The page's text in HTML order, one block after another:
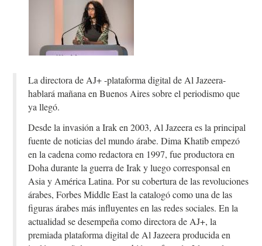
La directora de AJ+ -plataforma digital de Al Jazeera-
hablará mañana en Buenos Aires sobre el periodismo que
ya llegó.
Desde la invasión a Irak en 2003, Al Jazeera es la principal
fuente de noticias del mundo árabe. Dima Khatib empezó
en la cadena como redactora en 1997, fue productora en
Doha durante la guerra de Irak y luego corresponsal en
Asia y América Latina. Por su cobertura de las revoluciones
árabes, Forbes Middle East la catalogó como una de las
figuras árabes más influyentes en las redes sociales. En la
actualidad se desempeña como directora de AJ+, la
premiada plataforma digital de Al Jazeera producida en